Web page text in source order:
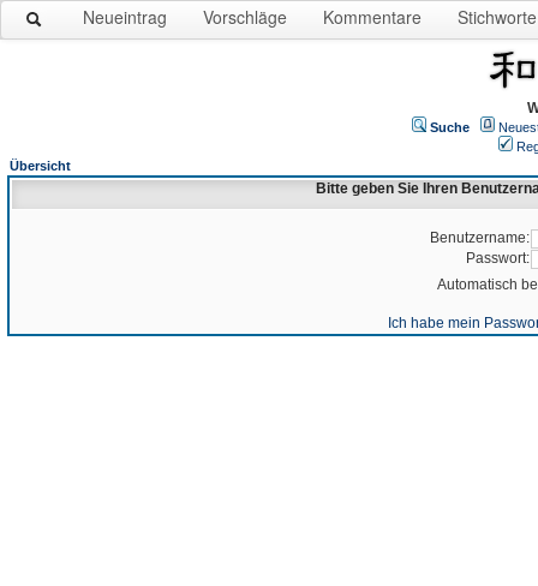
Neueintrag Vorschläge Kommentare Stichworte
Suche
Übersicht
Bitte geben Sie Ihren
Benutzername:
Passwort:
Automatisch
Ich habe mein